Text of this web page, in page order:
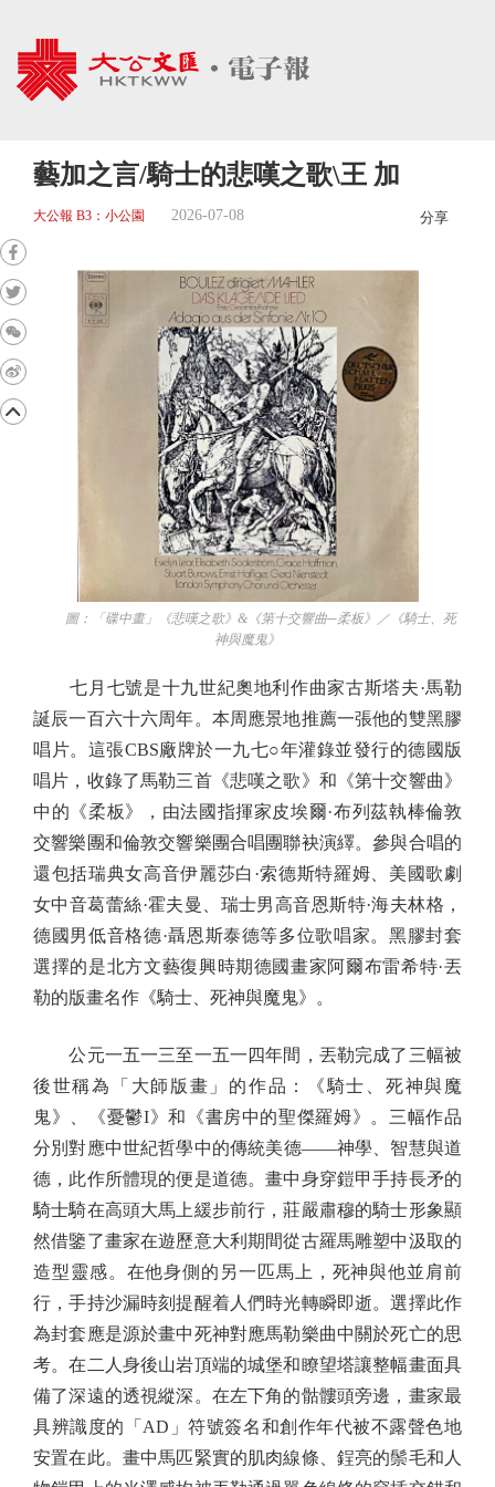
藝加之言/騎士的悲嘆之歌\王 加
大公報 B3：小公園 2026-07-08 分享
圖：「碟中畫」《悲嘆之歌》&《第十交響曲─柔板》／《騎士、死
神與魔鬼》
七月七號是十九世紀奧地利作曲家古斯塔夫·馬勒
誕辰一百六十六周年。本周應景地推薦一張他的雙黑膠
唱片。這張CBS廠牌於一九七○年灌錄並發行的德國版
唱片，收錄了馬勒三首《悲嘆之歌》和《第十交響曲》
中的《柔板》，由法國指揮家皮埃爾·布列茲執棒倫敦
交響樂團和倫敦交響樂團合唱團聯袂演繹。參與合唱的
還包括瑞典女高音伊麗莎白·索德斯特羅姆、美國歌劇
女中音葛蕾絲·霍夫曼、瑞士男高音恩斯特·海夫林格，
德國男低音格德·聶恩斯泰德等多位歌唱家。黑膠封套
選擇的是北方文藝復興時期德國畫家阿爾布雷希特·丟
勒的版畫名作《騎士、死神與魔鬼》。
公元一五一三至一五一四年間，丟勒完成了三幅被
後世稱為「大師版畫」的作品：《騎士、死神與魔
鬼》、《憂鬱I》和《書房中的聖傑羅姆》。三幅作品
分別對應中世紀哲學中的傳統美德——神學、智慧與道
德，此作所體現的便是道德。畫中身穿鎧甲手持長矛的
騎士騎在高頭大馬上緩步前行，莊嚴肅穆的騎士形象顯
然借鑒了畫家在遊歷意大利期間從古羅馬雕塑中汲取的
造型靈感。在他身側的另一匹馬上，死神與他並肩前
行，手持沙漏時刻提醒着人們時光轉瞬即逝。選擇此作
為封套應是源於畫中死神對應馬勒樂曲中關於死亡的思
考。在二人身後山岩頂端的城堡和瞭望塔讓整幅畫面具
備了深遠的透視縱深。在左下角的骷髏頭旁邊，畫家最
具辨識度的「AD」符號簽名和創作年代被不露聲色地
安置在此。畫中馬匹緊實的肌肉線條、鋥亮的鬃毛和人